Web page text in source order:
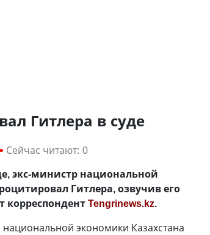
Гитлера в суде
Сейчас читают: 0
экс-министр национальной
Гитлера, озвучив его
корреспондентTengrinews.kz.
экономики Казахстана